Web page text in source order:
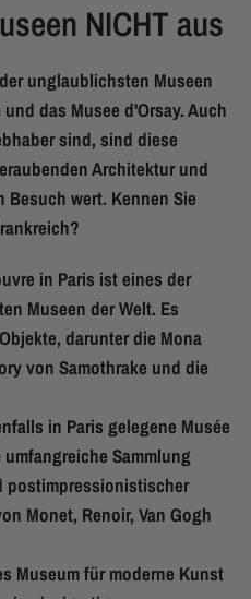
NICHT aus
unglaublichsten Museen
das Musee d'Orsay. Auch
sind, sind diese
Architektur und
wert. Kennen Sie
in Paris ist eines der
Museen der Welt. Es
darunter die Mona
von Samothrake und die
in Paris gelegene Musée
Sammlung
postimpressionistischer
Monet, Renoir, Van Gogh
Museum für moderne Kunst